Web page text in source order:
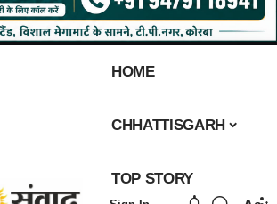
HOME
CHHATTISGARH
TOP STORY